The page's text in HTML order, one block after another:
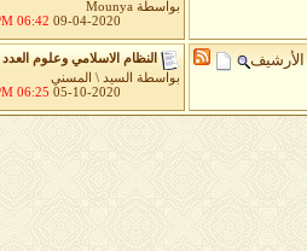
بواسطة Mounya
09-04-2020
06:42 PM
الأرشيف
النظام الاسلامي وعلوم العدد
بواسطة
السيد \ المسني
05-10-2020
06:25 PM